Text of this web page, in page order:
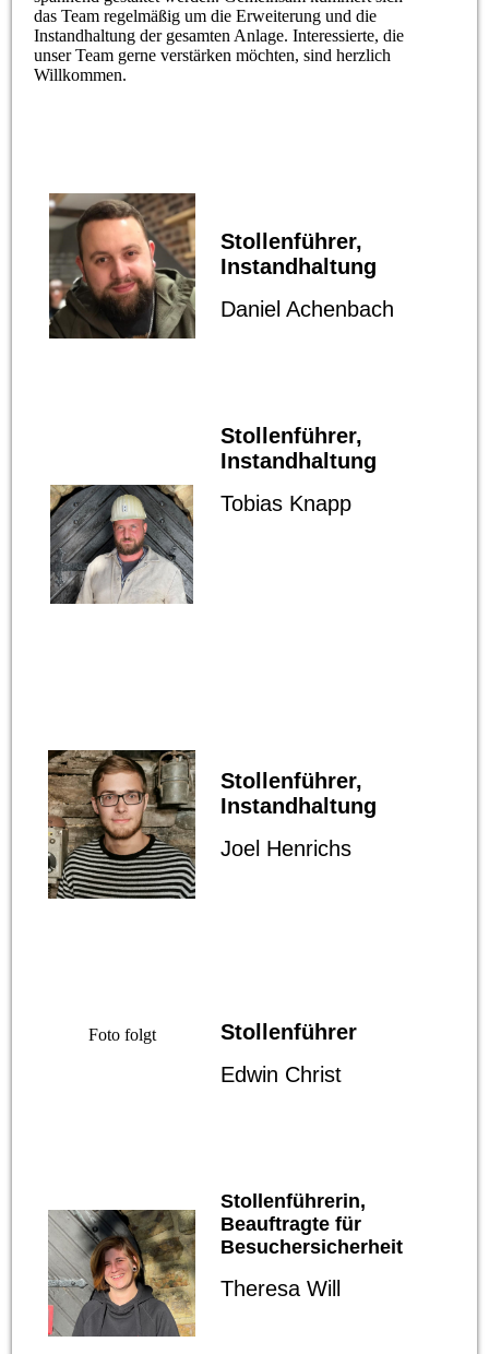
das Team regelmäßig um die Erweiterung und die
Instandhaltung der gesamten Anlage. Interessierte, die
unser Team gerne verstärken möchten, sind herzlich
Willkommen.
Stollenführer,
Instandhaltung
Daniel Achenbach
Stollenführer,
Instandhaltung
Tobias Knapp
Stollenführer,
Instandhaltung
Joel Henrichs
Foto folgt
Stollenführer
Edwin Christ
Stollenführerin,
Beauftragte für
Besuchersicherheit
Theresa Will